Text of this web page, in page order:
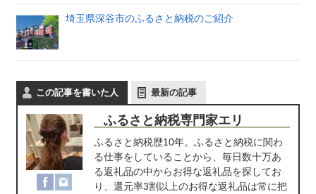
埼玉県深谷市のふるさと納税のご紹介
この記事を書いた人 最新の記事
ふるさと納税専門家エリ
ふるさと納税歴10年。ふるさと納税に関わ
る仕事をしていることから、毎日数十万あ
る返礼品の中からお得な返礼品を探してお
り、還元率3割以上のお得な返礼品は常に把